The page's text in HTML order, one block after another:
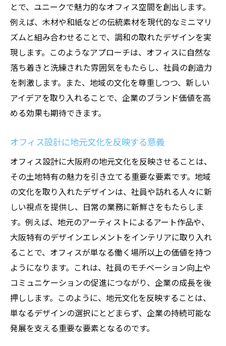
とで、ユニークで魅力的なオフィス空間を創出します。
例えば、木材や和紙などの伝統素材を現代的なミニマリ
ズムと組み合わせることで、調和の取れたデザインを実
現します。このようなアプローチは、オフィスに自然な
落ち着きと洗練された雰囲気をもたらし、社員の創造力
を刺激します。また、地域の文化を尊重しつつ、新しい
アイデアを取り入れることで、企業のブランド価値を高
める効果も期待できます。
オフィス設計に地元文化を反映する意義
オフィス設計に大阪府の地元文化を反映させることは、
その土地特有の魅力を引き立てる重要な要素です。地域
の文化を取り入れたデザインは、社員や訪れる人々に新
しい視点を提供し、日常の業務に新鮮さをもたらしま
す。例えば、地元のアーティストによるアート作品や、
大阪特有のデザインエレメントをインテリアに取り入れ
ることで、オフィスが単なる働く場所以上の価値を持つ
ようになります。これは、社員のモチベーション向上や
コミュニケーションの促進につながり、企業の成長を後
押しします。このように、地元文化を反映することは、
単なるデザインの選択にとどまらず、企業の持続可能な
発展を支える重要な要素となるのです。